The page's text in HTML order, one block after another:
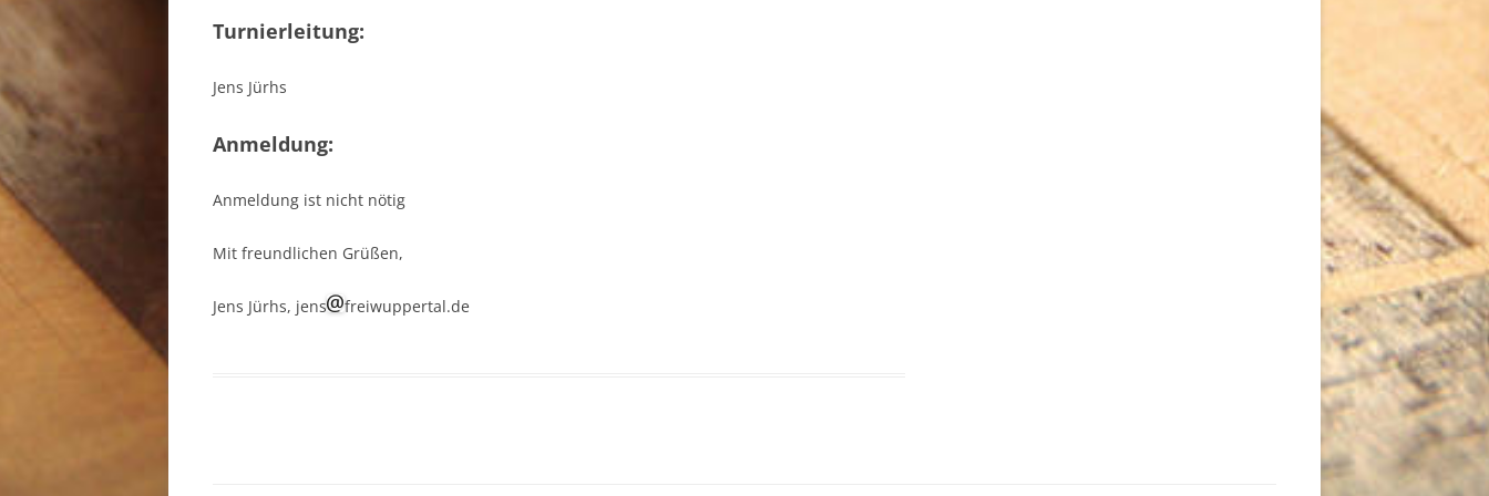
Turnierleitung:
Jens Jürhs
Anmeldung:
Anmeldung ist nicht nötig
Mit freundlichen Grüßen,
Jens Jürhs, jens freiwuppertal.de